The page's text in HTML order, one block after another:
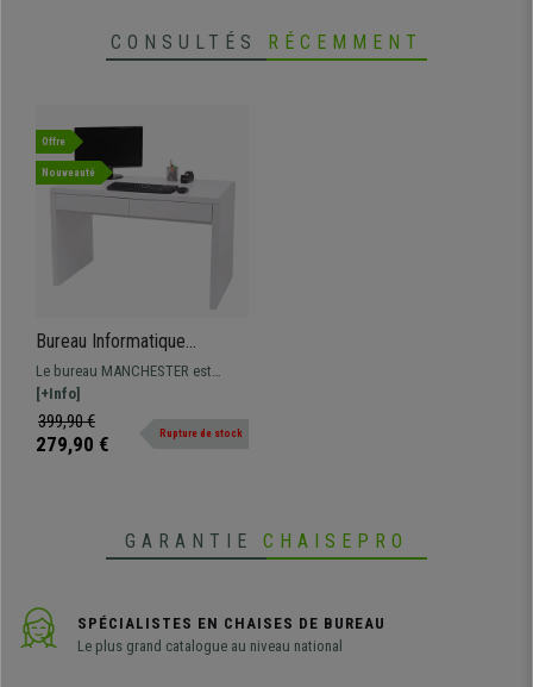
CONSULTÉS RÉCEMMENT
Offre
Nouveauté
Bureau Informatique
MANCHESTER, Dimensions
100x60x75 cm, en Bois,
Blanc
Le bureau MANCHESTER est
fonctionnel, design et polyvalent.
Fabrication de qualité, deux tiroirs
intégrés avec fermeture amortie.
[+Info]
399,90 €
279,90 € Rupture de stock
GARANTIE CHAISEPRO
SPÉCIALISTES EN CHAISES DE BUREAU
Le plus grand catalogue au niveau national